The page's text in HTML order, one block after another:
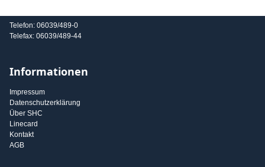
Telefon: 06039/489-0
Telefax: 06039/489-44
Informationen
Impressum
Datenschutzerklärung
Über SHC
Linecard
Kontakt
AGB